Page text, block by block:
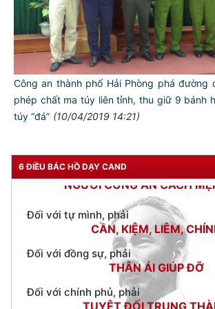
Công an thành phố Hải Phòng phá đường
phép chất ma túy liên tỉnh, thu giữ 9 bánh
túy “đá” (10/04/2019 14:21)
6 ĐIỀU BÁC HỒ DẠY CAND
Đối với tự mình, phải
CẦN, KIỆM, LIÊM,
Đối với đồng sự, phải
THÂN ÁI GIÚP ĐỠ
Đối với chính phủ, phải
TUYỆT ĐỐI TRUNG
Đối với nhân dân, phải